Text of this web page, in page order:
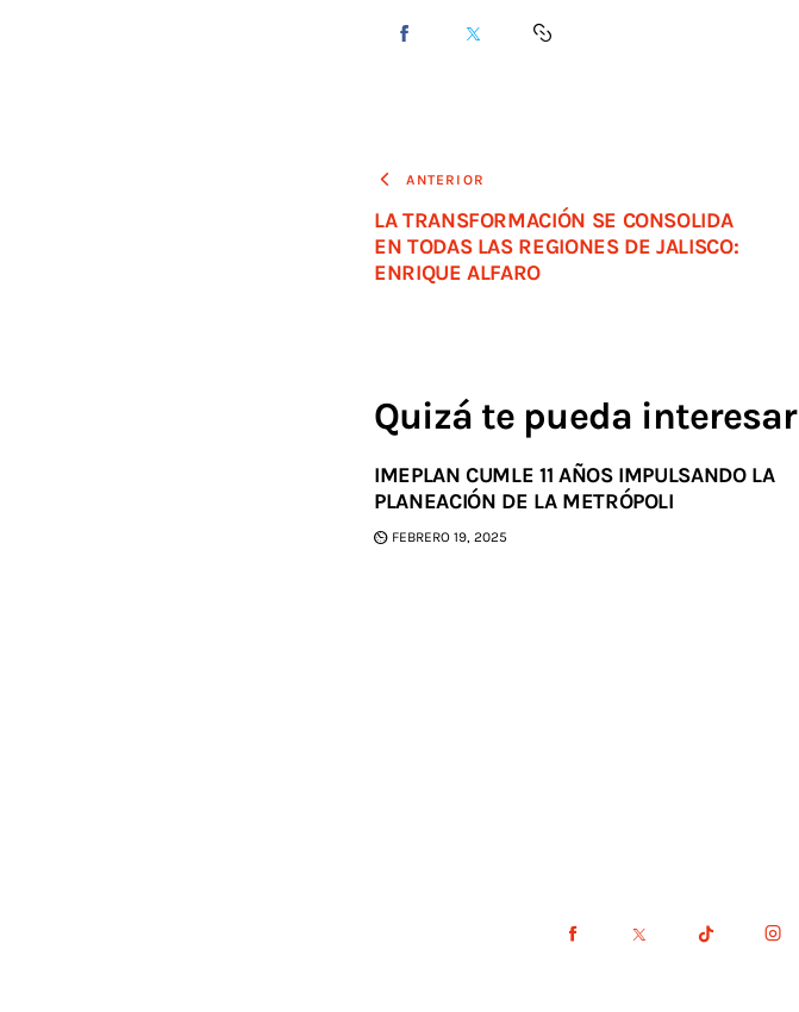
ANTERIOR
LA TRANSFORMACIÓN SE CONSOLIDA
EN TODAS LAS REGIONES DE JALISCO:
ENRIQUE ALFARO
Quizá te pueda interesar
IMEPLAN CUMLE 11 AÑOS IMPULSANDO LA
PLANEACIÓN DE LA METRÓPOLI
FEBRERO 19, 2025